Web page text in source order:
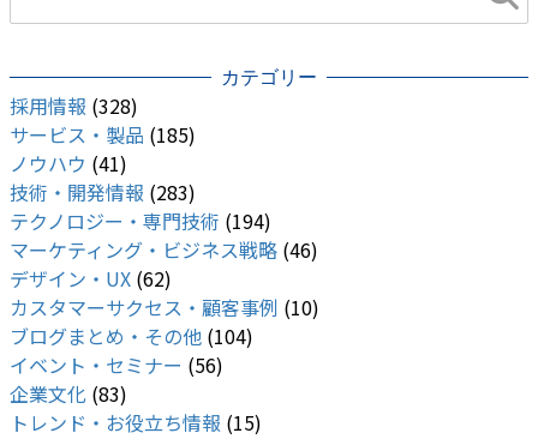
カテゴリー
採用情報 (328)
サービス・製品 (185)
ノウハウ (41)
技術・開発情報 (283)
テクノロジー・専門技術 (194)
マーケティング・ビジネス戦略 (46)
デザイン・UX (62)
カスタマーサクセス・顧客事例 (10)
ブログまとめ・その他 (104)
イベント・セミナー (56)
企業文化 (83)
トレンド・お役立ち情報 (15)